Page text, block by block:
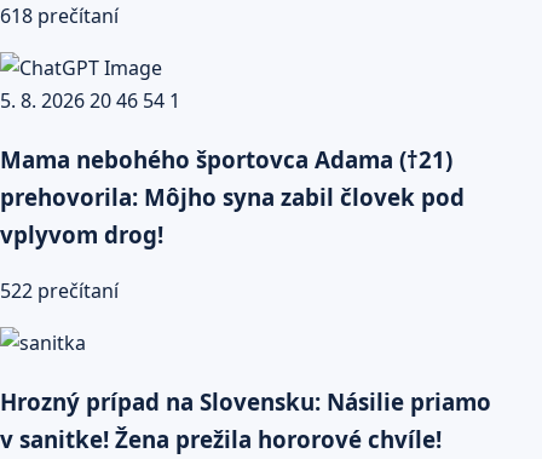
618 prečítaní
Mama nebohého športovca Adama (†21)
prehovorila: Môjho syna zabil človek pod
vplyvom drog!
522 prečítaní
Hrozný prípad na Slovensku: Násilie priamo
v sanitke! Žena prežila hororové chvíle!